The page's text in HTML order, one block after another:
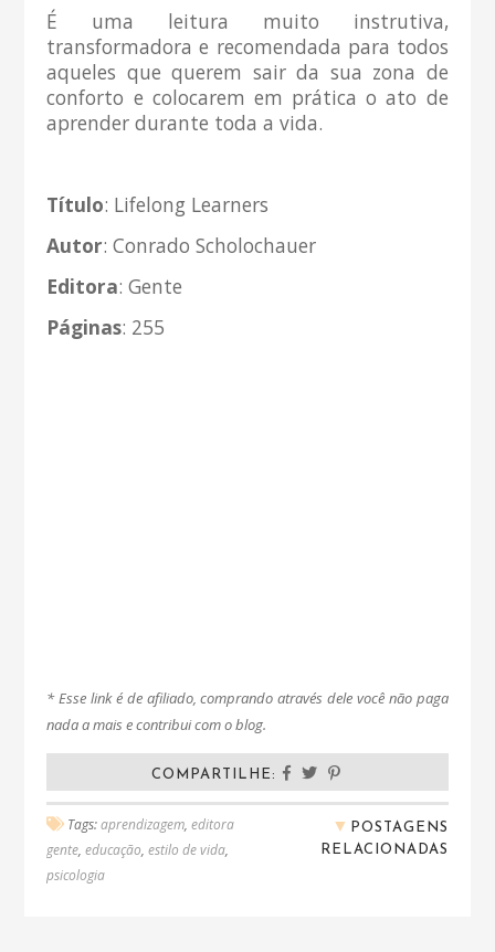
É uma leitura muito instrutiva,
transformadora e recomendada para todos
aqueles que querem sair da sua zona de
conforto e colocarem em prática o ato de
aprender durante toda a vida.
Título: Lifelong Learners
Autor: Conrado Scholochauer
Editora: Gente
Páginas: 255
* Esse link é de afiliado, comprando através dele você não paga
nada a mais e contribui com o blog.
COMPARTILHE:
Tags:aprendizagem,editora
gente,educação,estilo de vida,
psicologia
▼ POSTAGENS
RELACIONADAS